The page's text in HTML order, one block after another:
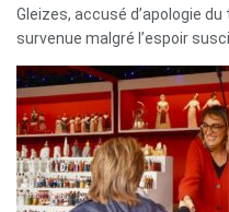
Gleizes, accusé d’apologie
survenue malgré l’espoir